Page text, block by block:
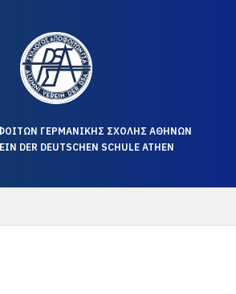
ΓΕΡΜΑΝΙΚΗΣ ΣΧΟΛΗΣ ΑΘΗΝΩΝ
DER DEUTSCHEN SCHULE ATHEN